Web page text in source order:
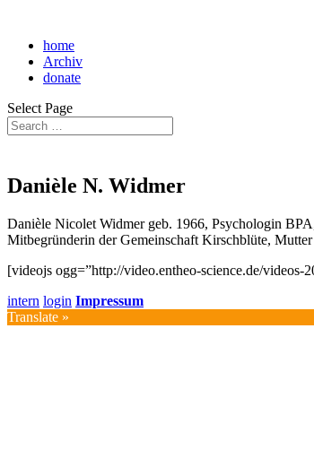
home
Archiv
donate
Select Page
Danièle N. Widmer
​Danièle Nicolet Widmer geb. 1966, Psychologin
Mitbegründerin der Gemeinschaft Kirschblüte,
[videojs ogg=”http://video.entheo-science.de/
intern login Impressum
Translate »